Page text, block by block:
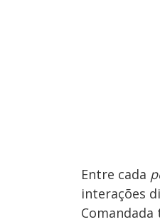
Entre cada
interações